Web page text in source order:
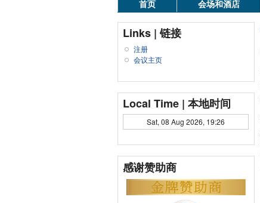
首页 会场和酒店
Links | 链接
注册
会议主页
Local Time | 本地时间
Sat, 08 Aug 2026, 19:26
感谢赞助商